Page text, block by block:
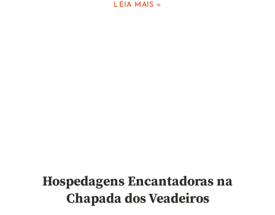
LEIA MAIS »
Hospedagens Encantadoras na
Chapada dos Veadeiros